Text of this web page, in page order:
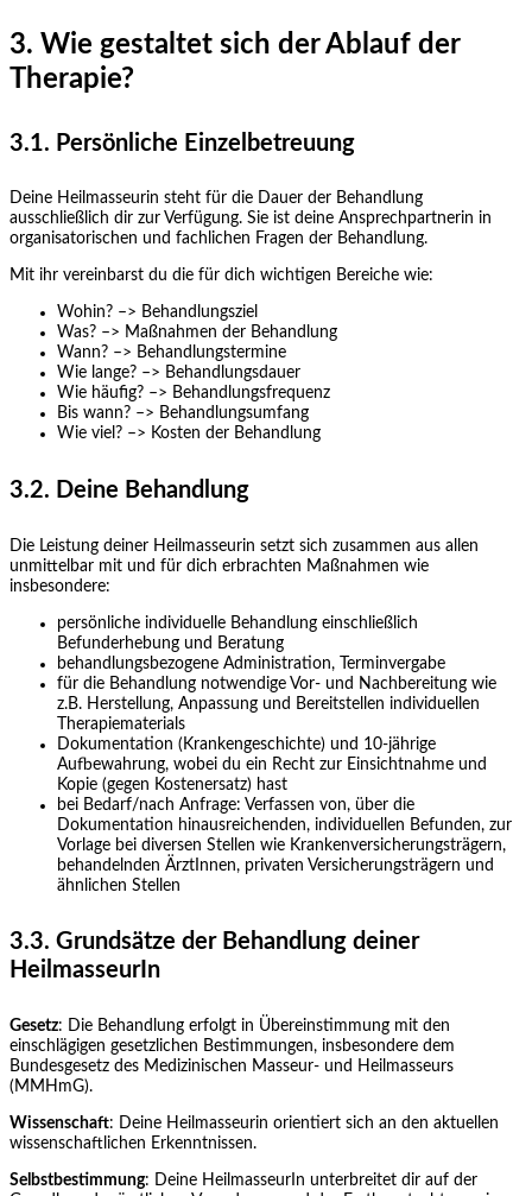
3. Wie gestaltet sich der Ablauf der
Therapie?
3.1. Persönliche Einzelbetreuung
Deine Heilmasseurin steht für die Dauer der Behandlung
ausschließlich dir zur Verfügung. Sie ist deine Ansprechpartnerin in
organisatorischen und fachlichen Fragen der Behandlung.
Mit ihr vereinbarst du die für dich wichtigen Bereiche wie:
Wohin? –> Behandlungsziel
Was? –> Maßnahmen der Behandlung
Wann? –> Behandlungstermine
Wie lange? –> Behandlungsdauer
Wie häufig? –> Behandlungsfrequenz
Bis wann? –> Behandlungsumfang
Wie viel? –> Kosten der Behandlung
3.2. Deine Behandlung
Die Leistung deiner Heilmasseurin setzt sich zusammen aus allen
unmittelbar mit und für dich erbrachten Maßnahmen wie
insbesondere:
persönliche individuelle Behandlung einschließlich
Befunderhebung und Beratung
behandlungsbezogene Administration, Terminvergabe
für die Behandlung notwendige Vor- und Nachbereitung wie
z.B. Herstellung, Anpassung und Bereitstellen individuellen
Therapiematerials
Dokumentation (Krankengeschichte) und 10-jährige
Aufbewahrung, wobei du ein Recht zur Einsichtnahme und
Kopie (gegen Kostenersatz) hast
bei Bedarf/nach Anfrage: Verfassen von, über die
Dokumentation hinausreichenden, individuellen Befunden, zur
Vorlage bei diversen Stellen wie Krankenversicherungsträgern,
behandelnden ÄrztInnen, privaten Versicherungsträgern und
ähnlichen Stellen
3.3. Grundsätze der Behandlung deiner
HeilmasseurIn
Gesetz: Die Behandlung erfolgt in Übereinstimmung mit den
einschlägigen gesetzlichen Bestimmungen, insbesondere dem
Bundesgesetz des Medizinischen Masseur- und Heilmasseurs
(MMHmG).
Wissenschaft: Deine Heilmasseurin orientiert sich an den aktuellen
wissenschaftlichen Erkenntnissen.
Selbstbestimmung: Deine HeilmasseurIn unterbreitet dir auf der